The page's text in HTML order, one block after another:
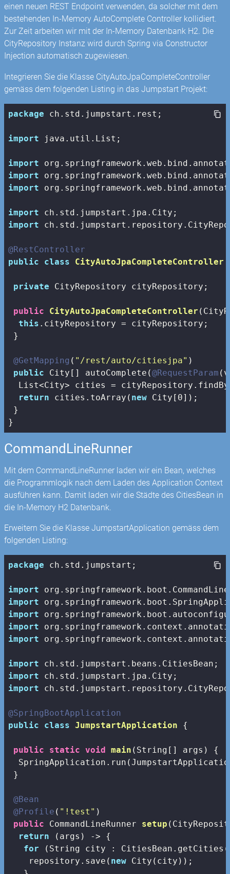
einen neuen REST Endpoint verwenden, da solcher mit dem
bestehenden In-Memory AutoComplete Controller kollidiert.
Zur Zeit arbeiten wir mit der In-Memory Datenbank H2. Die
CityRepository Instanz wird durch Spring via Constructor
Injection automatisch zugewiesen.
Integrieren Sie die Klasse CityAutoJpaCompleteController
gemäss dem folgenden Listing in das Jumpstart Projekt:
package ch.std.jumpstart.rest;
import java.util.List;
import
import
import
import
import
@RestController
public
class CityAutoJpaCompleteController
private CityRepository cityRepository;
public CityAutoJpaCompleteController
this .cityRepository = cityRepository;
}
@GetMapping ( "/rest/auto/citiesjpa" )
public City[] autoComplete(@RequestParam
List<City> cities =
return cities.toArray( new City[ 0]);
}
}
CommandLineRunner
Mit dem CommandLineRunner laden wir ein Bean, welches
die Programmlogik nach dem Laden des Application Context
ausführen kann. Damit laden wir die Städte des CitiesBean in
die In-Memory H2 Datenbank.
Erweitern Sie die Klasse JumpstartApplication gemäss dem
folgenden Listing:
package ch.std.jumpstart;
import
import
import
import
import
import
import
import
@SpringBootApplication
public
class JumpstartApplication {
public static void main (String[] args)
{
}
@Bean
@Profile ( "!test" )
public CommandLineRunner setup
return (args) -> {
for (String city :
    repository.save(
new City(city));